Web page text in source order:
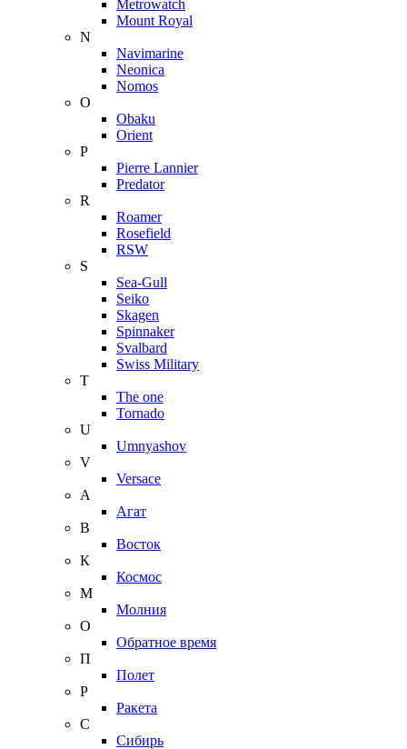
Metrowatch
Mount Royal
N
Navimarine
Neonica
Nomos
O
Obaku
Orient
P
Pierre Lannier
Predator
R
Roamer
Rosefield
RSW
S
Sea-Gull
Seiko
Skagen
Spinnaker
Svalbard
Swiss Military
T
The one
Tornado
U
Umnyashov
V
Versace
А
Агат
В
Восток
К
Космос
М
Молния
О
Обратное время
П
Полет
Р
Ракета
С
Сибирь